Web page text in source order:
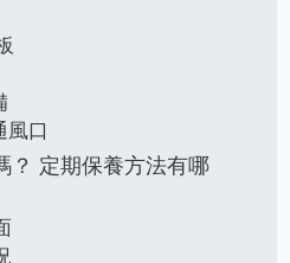
風口
？ 定期保養方法有哪